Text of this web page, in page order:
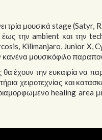
τρία μουσικά stage (Satyr,
την ambient και την
Kilimanjaro, Junior X,
κανένα μουσικόφιλο
θα έχουν την ευκαιρία να
χειροτεχνίας και
healing area